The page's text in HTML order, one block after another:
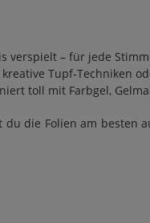
verspielt – für jede
Tupf-Techniken
toll mit Farbgel,
du die Folien am